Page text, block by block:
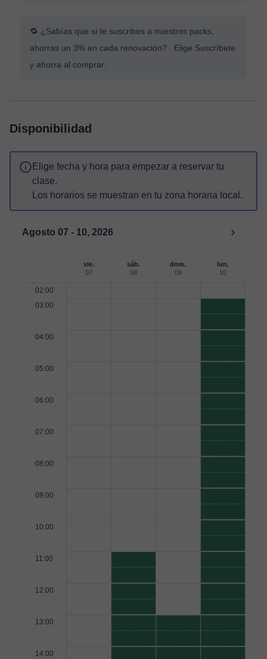
🔁 ¿Sabías que si te suscribes a nuestros packs,
ahorras un 3% en cada renovación? Elige Suscríbete
y ahorra al comprar.
Disponibilidad
Elige fecha y hora para empezar a reservar tu
clase.
Los horarios se muestran en tu zona horaria local.
Agosto 07 - 10, 2026
vie.
07
sáb.
08
dom.
09
lun.
10
02:00
03:00
04:00
05:00
06:00
07:00
08:00
09:00
10:00
11:00
12:00
13:00
14:00